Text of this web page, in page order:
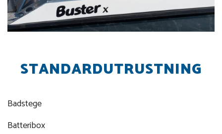
STANDARDUTRUSTNING
Badstege
Batteribox